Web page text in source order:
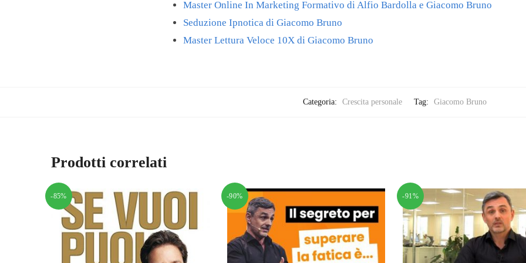
Master Online In Marketing Formativo di Alfio Bardolla e Giacomo Bruno
Seduzione Ipnotica di Giacomo Bruno
Master Lettura Veloce 10X di Giacomo Bruno
Categoria: Crescita personale Tag: Giacomo Bruno
Prodotti correlati
-85% -90% -91%